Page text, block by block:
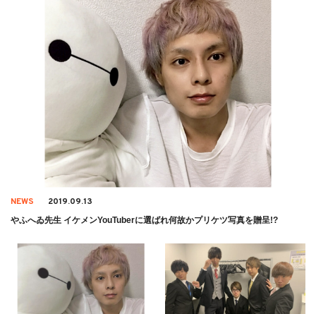
NEWS 2019.09.13
やふへゐ先生 イケメンYouTuberに選ばれ何故かプリケツ写真を贈呈!?